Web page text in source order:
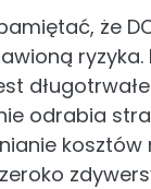
że
ryzyka.
odrabia
kosztów